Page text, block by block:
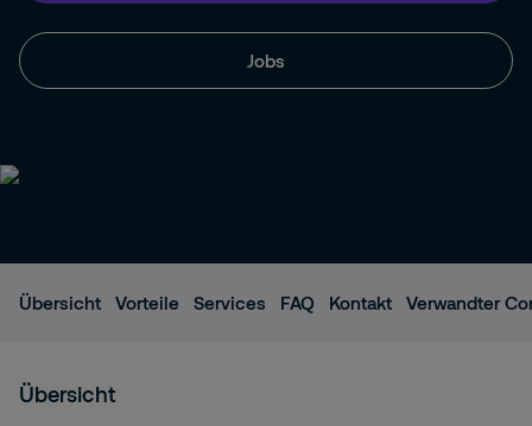
Jobs
Übersicht Vorteile Services FAQ Kontakt Verwandter
Übersicht